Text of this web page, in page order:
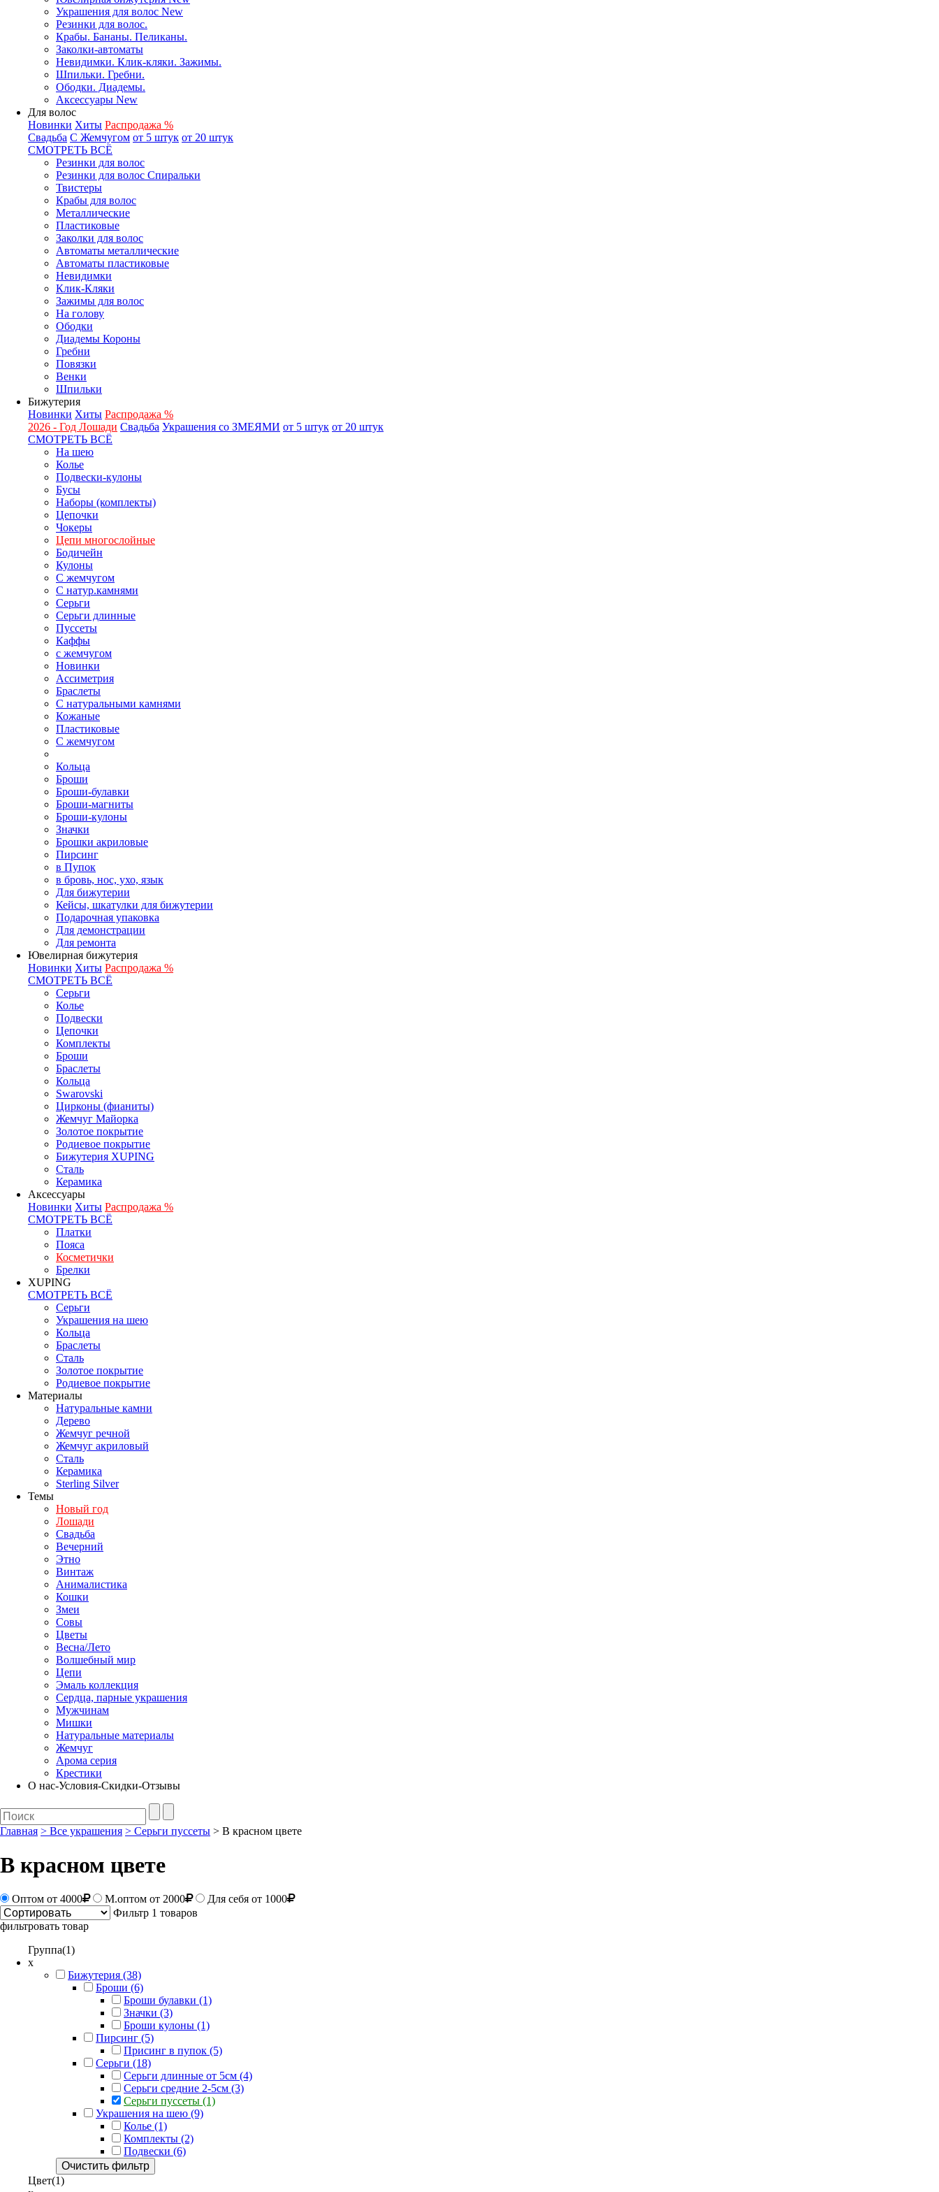
Украшения для волос New
Резинки для волос.
Крабы. Бананы. Пеликаны.
Заколки-автоматы
Невидимки. Клик-кляки. Зажимы.
Шпильки. Гребни.
Ободки. Диадемы.
Аксессуары New
Для волос
Новинки Хиты Распродажа %
Свадьба С Жемчугом от 5 штук от 20 штук
СМОТРЕТЬ ВСЁ
Резинки для волос
Резинки для волос Спиральки
Твистеры
Крабы для волос
Металлические
Пластиковые
Заколки для волос
Автоматы металлические
Автоматы пластиковые
Невидимки
Клик-Кляки
Зажимы для волос
На голову
Ободки
Диадемы Короны
Гребни
Повязки
Венки
Шпильки
Бижутерия
Новинки Хиты Распродажа %
2026 - Год Лошади Свадьба Украшения со ЗМЕЯМИ от 5 штук от 20 штук
СМОТРЕТЬ ВСЁ
На шею
Колье
Подвески-кулоны
Бусы
Наборы (комплекты)
Цепочки
Чокеры
Цепи многослойные
Бодичейн
Кулоны
С жемчугом
С натур.камнями
Серьги
Серьги длинные
Пуссеты
Каффы
с жемчугом
Новинки
Ассиметрия
Браслеты
С натуральными камнями
Кожаные
Пластиковые
С жемчугом
Кольца
Броши
Броши-булавки
Броши-магниты
Броши-кулоны
Значки
Брошки акриловые
Пирсинг
в Пупок
в бровь, нос, ухо, язык
Для бижутерии
Кейсы, шкатулки для бижутерии
Подарочная упаковка
Для демонстрации
Для ремонта
Ювелирная бижутерия
Новинки Хиты Распродажа %
СМОТРЕТЬ ВСЁ
Серьги
Колье
Подвески
Цепочки
Комплекты
Броши
Браслеты
Кольца
Swarovski
Цирконы (фианиты)
Жемчуг Майорка
Золотое покрытие
Родиевое покрытие
Бижутерия XUPING
Сталь
Керамика
Аксессуары
Новинки Хиты Распродажа %
СМОТРЕТЬ ВСЁ
Платки
Пояса
Косметички
Брелки
XUPING
СМОТРЕТЬ ВСЁ
Серьги
Украшения на шею
Кольца
Браслеты
Сталь
Золотое покрытие
Родиевое покрытие
Материалы
Натуральные камни
Дерево
Жемчуг речной
Жемчуг акриловый
Сталь
Керамика
Sterling Silver
Темы
Новый год
Лошади
Свадьба
Вечерний
Этно
Винтаж
Анималистика
Кошки
Змеи
Совы
Цветы
Весна/Лето
Волшебный мир
Цепи
Эмаль коллекция
Сердца, парные украшения
Мужчинам
Мишки
Натуральные материалы
Жемчуг
Арома серия
Крестики
О нас-Условия-Скидки-Отзывы
Главная > Все украшения > Серьги пуссеты > В красном цвете
В красном цвете
Оптом от 4000 М.оптом от 2000
Для себя от 1000
Фильтр 1 товаров
фильтровать товар
Группа(1)
x
Бижутерия (38)
Броши (6)
Броши булавки (1)
Значки (3)
Броши кулоны (1)
Пирсинг (5)
Присинг в пупок (5)
Серьги (18)
Серьги длинные от 5см (4)
Серьги средние 2-5см (3)
Серьги пуссеты (1)
Украшения на шею (9)
Колье (1)
Комплекты (2)
Подвески (6)
Очистить фильтр
Цвет(1)